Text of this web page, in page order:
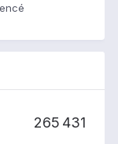
265 431